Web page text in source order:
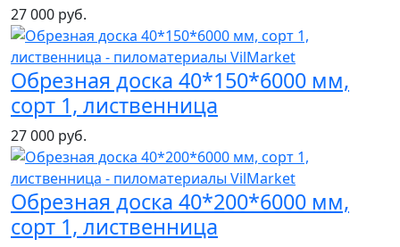
27 000 руб.
Обрезная доска 40*150*6000 мм,
сорт 1, лиственница
27 000 руб.
Обрезная доска 40*200*6000 мм,
сорт 1, лиственница